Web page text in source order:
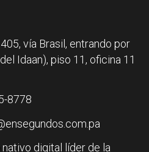
vía Brasil, entrando por
Idaan), piso 11, oficina 11
8778
digital líder de la